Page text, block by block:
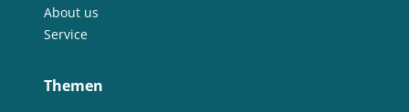
About us
Service
Themen